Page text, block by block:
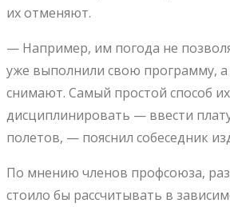
их отменяют.
— Например, им погода не
уже выполнили свою программу,
снимают. Самый простой способ их
дисциплинировать — ввести
полетов, — пояснил собеседник
По мнению членов профсоюза,
стоило бы рассчитывать в